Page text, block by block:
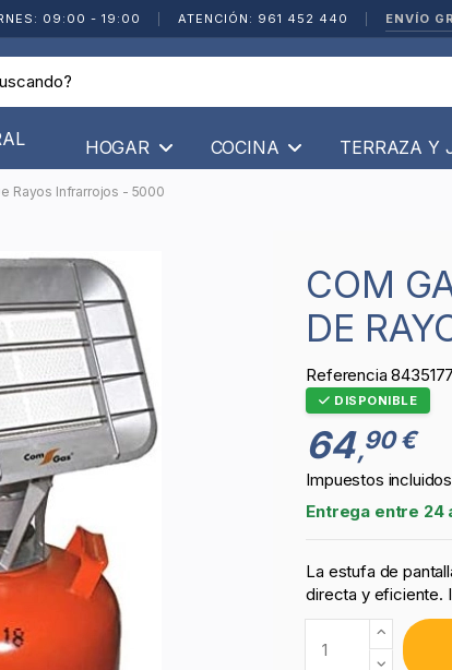
09:00 - 19:00 ATENCIÓN: 961 452 440 ENVÍO
HOGAR COCINA TERRAZA Y
Rayos Infrarrojos - 5000
COM GAS - ESTUFA DE PANTALLA
DE
Referencia
DISPONIBLE
64,90 €
Impuestos incluidos
Entrega entre 24
La estufa de
directa y eficiente.